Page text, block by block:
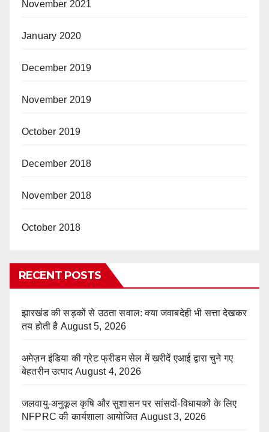
November 2021
January 2020
December 2019
November 2019
October 2019
December 2018
November 2018
October 2018
RECENT POSTS
झारखंड की सड़कों से उठता सवाल: क्या जवाबदेही भी सत्ता देखकर
तय होती है August 5, 2026
अमेज़न इंडिया की ग्रेट फ्रीडम सेल में खरीदें एआई द्वारा चुने गए
बेहतरीन उत्पाद August 4, 2026
जलवायु-अनुकूल कृषि और सुशासन पर सांसदों-विधायकों के लिए
NFPRC की कार्यशाला आयोजित August 3, 2026